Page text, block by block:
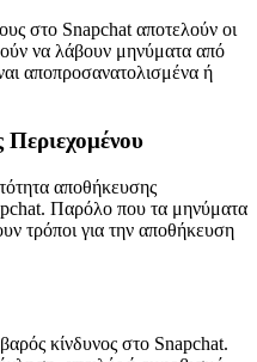
στο Snapchat αποτελούν οι
να λάβουν μηνύματα από
αποπροσανατολισμένα ή
αποθήκευσης
Παρόλο που τα μηνύματα
τρόποι για την αποθήκευση
κίνδυνος στο Snapchat.